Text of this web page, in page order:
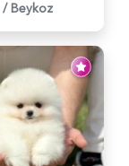
/ Beykoz